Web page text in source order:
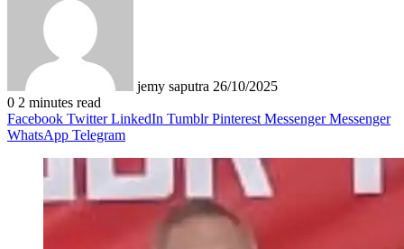
jemy saputra 26/10/2025
0 2 minutes read
Facebook Twitter LinkedIn Tumblr Pinterest Messenger Messenger
WhatsApp Telegram